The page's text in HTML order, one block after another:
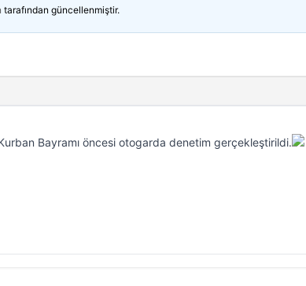
tarafından güncellenmiştir.
Bayramı öncesi otogarda denetim gerçekleştirildi.